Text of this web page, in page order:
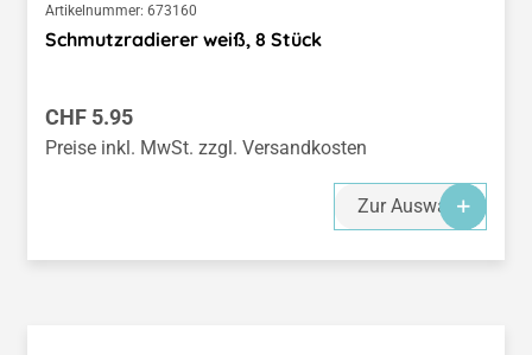
Artikelnummer: 673160
Schmutzradierer weiß, 8 Stück
Regulärer Preis:
CHF 5.95
Preise inkl. MwSt. zzgl. Versandkosten
Zur Auswahl